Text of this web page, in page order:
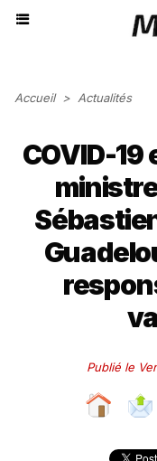
Accueil > Actualités
COVID-19
Publié le